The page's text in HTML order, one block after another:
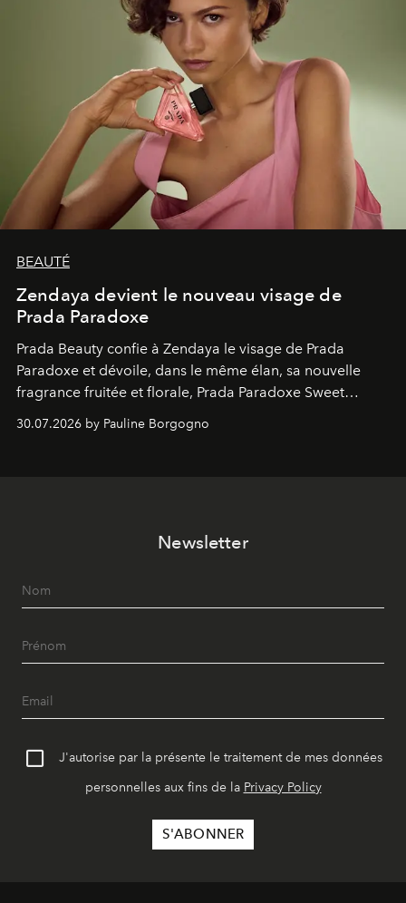
BEAUTÉ
Zendaya devient le nouveau visage de
Prada Paradoxe
Prada Beauty confie à Zendaya le visage de Prada
Paradoxe et dévoile, dans le même élan, sa nouvelle
fragrance fruitée et florale, Prada Paradoxe Sweet
30.07.2026 by Pauline Borgogno
Newsletter
J'autorise par la présente le traitement de mes données
personnelles aux fins de la Privacy Policy